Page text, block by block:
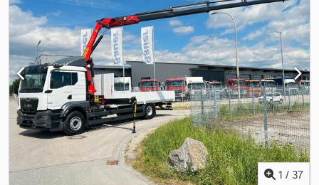
Emergency Brake Assist 2 (EBA 2) Lane-Guard-System IV (LGS IV)
Video-Abbiege-System (VAS) auf MMT-Radio Anhängerkupplung
Ringfeder Typ 4040 G150 A mit Luftdruckanschlüssen
Zuggesamtgewicht 33.000 kg Anhängelast mit durchgehender
Bremsanlage 19.853 kg Tempomat Motorbremse 2 Große
Stauboxen hinten links und rechts elektrisch verstellbare und
beheizbare Außenspiegel elektr. Fensterheber Fahrerkomfortsitz
luftgefedert Radio MAN Media Truck Advanced 12 V mit 7"-
Farbdisplay Sehr guter und Top gepflegter Zustand Preis NETTO
zzgl. 19% MwSt. Gerne lassen wir Ihnen attraktive
Finanzierungsangebote zukommen. Alle Angaben ohne Gewähr.
Irrtümer und Zwischenverkauf vorbehalten. Interne
1 / 37